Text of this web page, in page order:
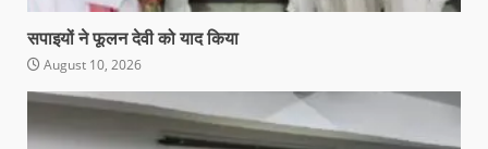
सपाइयों ने फूलन देवी को याद किया
August 10, 2026